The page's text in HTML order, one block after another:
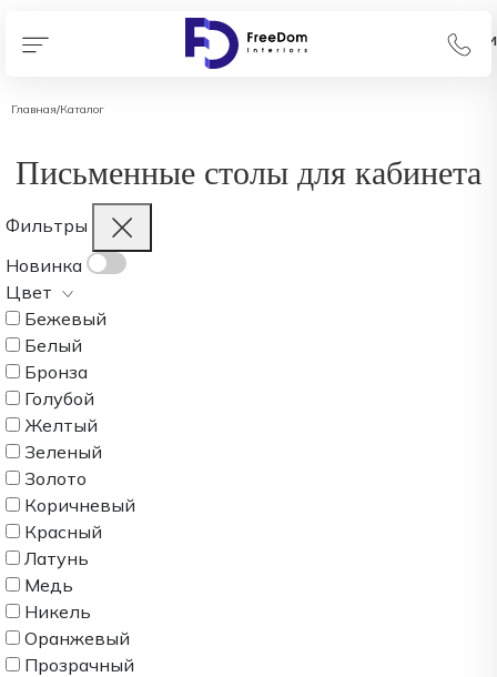
Главная/Каталог
Письменные столы для кабинета
Фильтры
Новинка
Цвет
Бежевый
Белый
Бронза
Голубой
Желтый
Зеленый
Золото
Коричневый
Красный
Латунь
Медь
Никель
Оранжевый
Прозрачный
В наличии
В наличии